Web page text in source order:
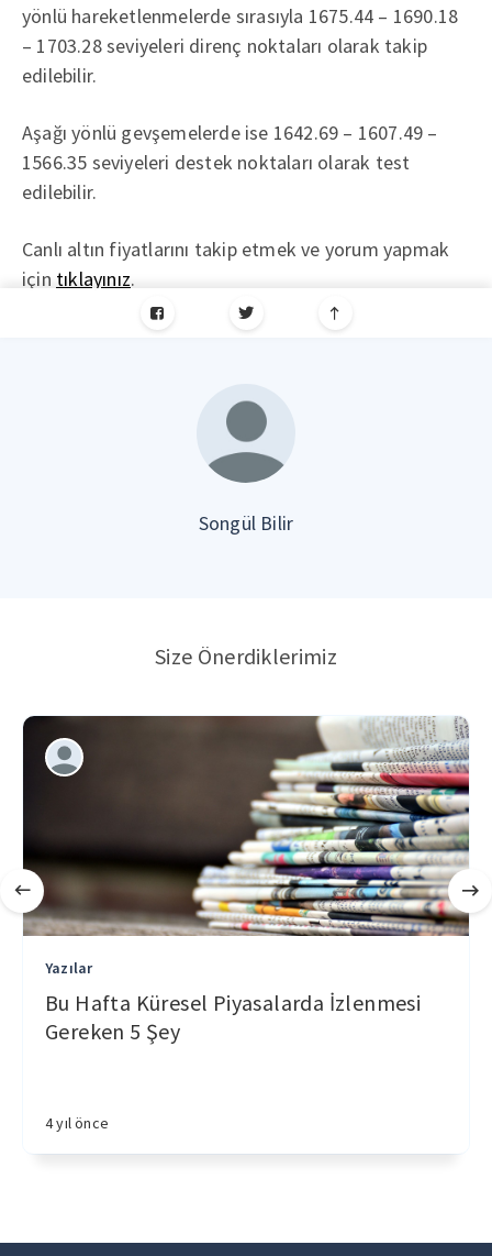
yönlü hareketlenmelerde sırasıyla 1675.44 – 1690.18
– 1703.28 seviyeleri direnç noktaları olarak takip
edilebilir.
Aşağı yönlü gevşemelerde ise 1642.69 – 1607.49 –
1566.35 seviyeleri destek noktaları olarak test
edilebilir.
Canlı altın fiyatlarını takip etmek ve yorum yapmak
için tıklayınız.
Songül Bilir
Size Önerdiklerimiz
Yazılar
Bu Hafta Küresel Piyasalarda İzlenmesi
Gereken 5 Şey
4 yıl önce